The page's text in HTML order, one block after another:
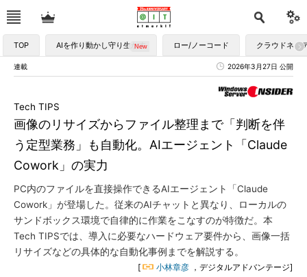
TOP AIを作り動かし守り生かす ロー/ノーコード クラウドネイ
連載 2026年3月27日 公開
画像のリサイズからファイル整理まで「判断を伴
う定型業務」も自動化。AIエージェント「Claude
Cowork」の実力
Tech TIPS
PC内のファイルを直接操作できるAIエージェント「Claude
Cowork」が登場した。従来のAIチャットと異なり、ローカルの
サンドボックス環境で自律的に作業をこなすのが特徴だ。本
Tech TIPSでは、導入に必要なハードウェア要件から、画像一括
リサイズなどの具体的な自動化事例までを解説する。
[ 小林章彦 ，デジタルアドバンテージ]